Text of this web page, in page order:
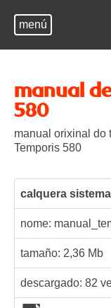
menú
manual
580
manual orixinal do
Temporis 580
calquera
nome:
tamaño: 2,36 Mb
descargado: 82